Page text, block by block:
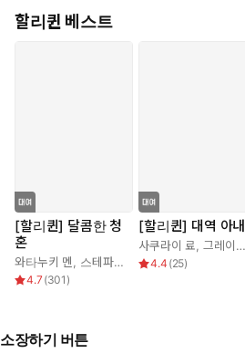
할리퀸 베스트
[할리퀸] 달콤한 청
혼
와타누키 멘 스테파니 로렌스
4.7 (301 )
[할리퀸] 대역 아내
사쿠라이 료 그레이스 그린
4.4 (25)
소장하기 버튼